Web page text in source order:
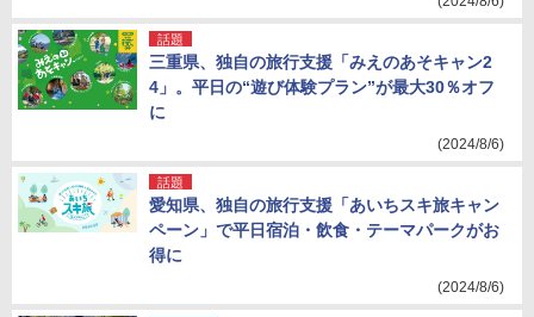
話題
三重県、独自の旅行支援「みえのあそキャン2
4」。平日の“遊び体験プラン”が最大30％オフ
に
(2024/8/6)
話題
愛知県、独自の旅行支援「あいちスキ旅キャン
ペーン」で平日宿泊・飲食・テーマパークがお
得に
(2024/8/6)